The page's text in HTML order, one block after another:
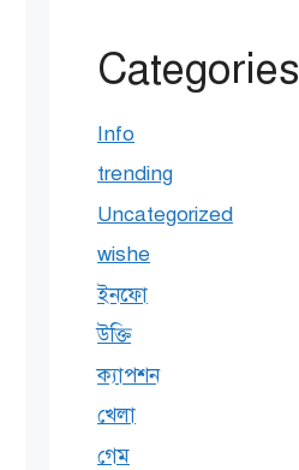
Categories
Info
trending
Uncategorized
wishe
ইনফো
উক্তি
ক্যাপশন
খেলা
গেম